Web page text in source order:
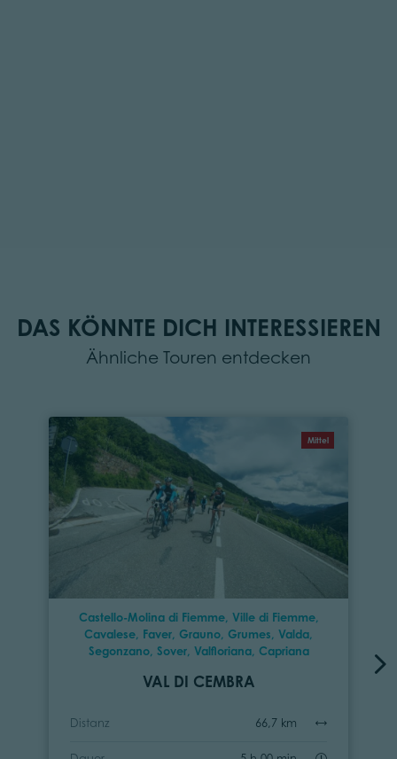
DAS KÖNNTE DICH INTERESSIEREN
Ähnliche Touren entdecken
Mittel
Castello-Molina di Fiemme, Ville di Fiemme,
Cavalese, Faver, Grauno, Grumes, Valda,
Segonzano, Sover, Valfloriana, Capriana
VAL DI CEMBRA
Distanz 66,7 km